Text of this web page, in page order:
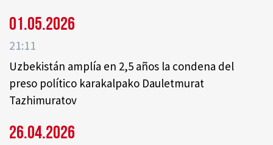
01.05.2026
21:11
Uzbekistán amplía en 2,5 años la condena del
preso político karakalpako Dauletmurat
Tazhimuratov
26.04.2026